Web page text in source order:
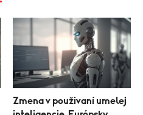
Zmena v použivaní umelej